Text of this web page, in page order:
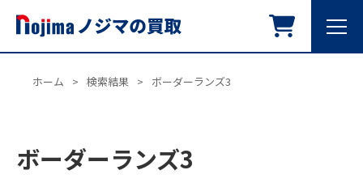
ホーム > 検索結果 > ボーダーランズ3
ボーダーランズ3